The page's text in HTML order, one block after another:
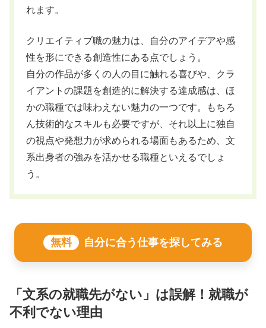
れます。
クリエイティブ職の魅力は、自分のアイデアや感
性を形にできる創造性にある点でしょう。
自分の作品が多くの人の目に触れる喜びや、クラ
イアントの課題を創造的に解決する達成感は、ほ
かの職種では味わえない魅力の一つです。もちろ
ん技術的なスキルも必要ですが、それ以上に独自
の視点や発想力が求められる場面もあるため、文
系出身者の強みを活かせる職種といえるでしょ
う。
無料 自分に合う仕事を探してみる
「文系の就職先がない」は誤解！就職が
不利でない理由